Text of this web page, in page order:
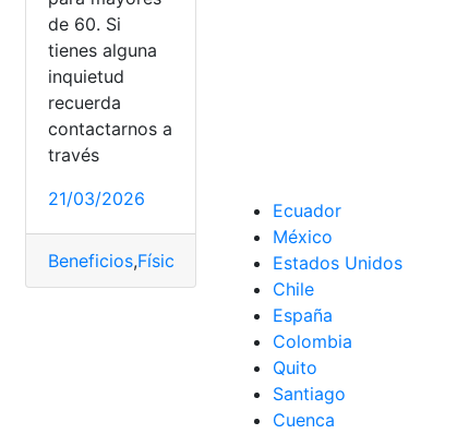
valores
Reducir
de 60. Si
tienes alguna
inquietud
recuerda
contactarnos a
través
21/03/2026
Beneficios,Física mayores Mental,Salud,tai
Ecuador
México
Estados Unidos
Chile
España
Colombia
Quito
Santiago
Cuenca